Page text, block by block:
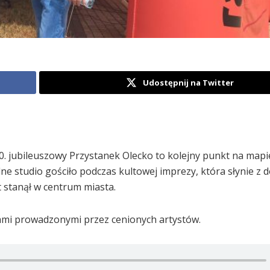
Udostępnij na Twitter
jubileuszowy Przystanek Olecko to kolejny punkt na
studio gościło podczas kultowej imprezy, która słynie z
w centrum miasta.
prowadzonymi przez cenionych artystów.